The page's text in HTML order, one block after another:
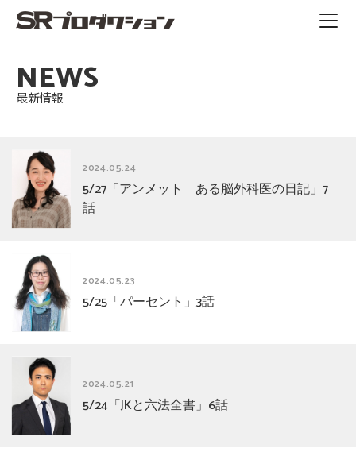
NEWS
最新情報
2024.05.24
5/27「アンメット ある脳外科医の日記」7
話
2024.05.23
5/25「パーセント」3話
2024.05.21
5/24「JKと六法全書」6話